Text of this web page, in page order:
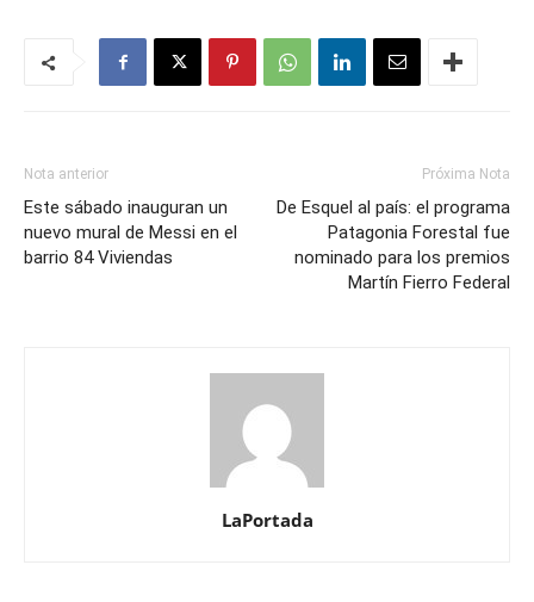
Nota anterior
Este sábado inauguran un
nuevo mural de Messi en el
barrio 84 Viviendas
Próxima Nota
De Esquel al país: el programa
Patagonia Forestal fue
nominado para los premios
Martín Fierro Federal
LaPortada